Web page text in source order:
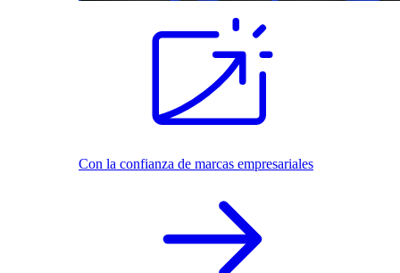
Con la confianza de marcas empresariales